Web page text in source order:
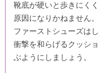
靴底が硬いと歩きにく
原因になりかねません。
ファーストシューズは
衝撃を和らげるクッシ
ぶようにしましょう。